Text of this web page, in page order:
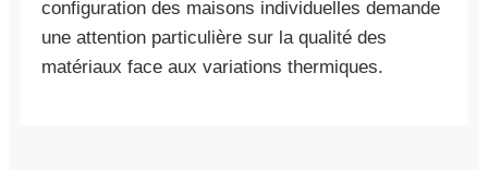
configuration des maisons individuelles demande
une attention particulière sur la qualité des
matériaux face aux variations thermiques.